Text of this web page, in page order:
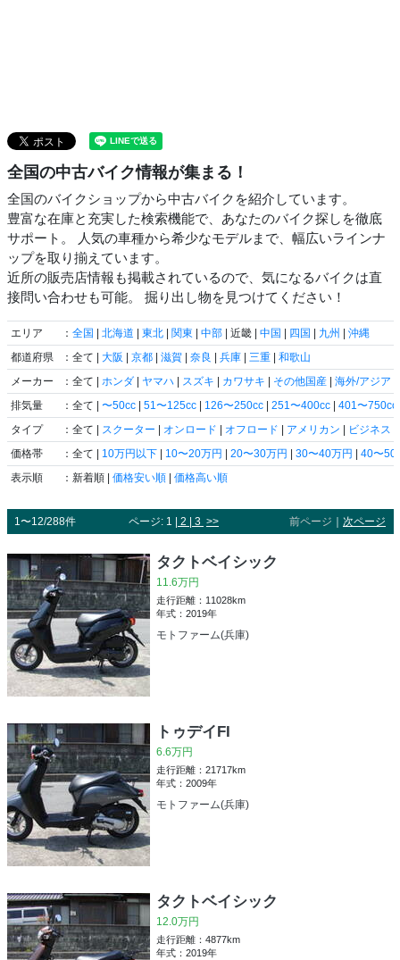
全国の中古バイク情報が集まる！
全国のバイクショップから中古バイクを紹介しています。
豊富な在庫と充実した検索機能で、あなたのバイク探しを徹底
サポート。 人気の車種から希少なモデルまで、幅広いラインナ
ップを取り揃えています。
近所の販売店情報も掲載されているので、気になるバイクは直
接問い合わせも可能。 掘り出し物を見つけてください！
エリア ： 全国 | 北海道 | 東北 | 関東 | 中部 | 近畿 | 中国 | 四国 | 九州 | 沖縄
都道府県
：全て | 大阪 | 京都 | 滋賀 | 奈良 | 兵庫 | 三重 | 和歌山
メーカー
：全て | ホンダ | ヤマハ | スズキ | カワサキ | その他国産 | 海外/アジア
排気量
：全て | 〜50cc | 51〜125cc | 126〜250cc | 251〜400cc | 401〜750cc
タイプ
：全て | スクーター | オンロード | オフロード | アメリカン | ビジネス
価格帯
：全て | 10万円以下 | 10〜20万円 | 20〜30万円 | 30〜40万円 | 40〜50
表示順
：新着順 | 価格安い順 | 価格高い順
1〜12/288件 ページ: 1 | 2 3 >> 前ページ 次ページ
タクトベイシック
11.6万円
走行距離：11028km
年式：2019年
モトファーム(兵庫)
トゥデイFI
6.6万円
走行距離：21717km
年式：2009年
モトファーム(兵庫)
タクトベイシック
12.0万円
走行距離：4877km
年式：2019年